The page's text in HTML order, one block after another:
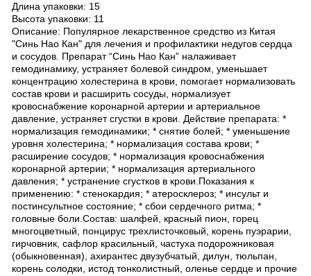
Длина упаковки: 15
Высота упаковки: 11
Описание: Популярное лекарственное средство из Китая
"Синь Нао Кан" для лечения и профилактики недугов сердца
и сосудов. Препарат “Синь Нао Кан” налаживает
гемодинамику, устраняет болевой синдром, уменьшает
концентрацию холестерина в крови, помогает нормализовать
состав крови и расширить сосуды, нормализует
кровоснабжение коронарной артерии и артериальное
давление, устраняет сгустки в крови. Действие препарата: *
нормализация гемодинамики; * снятие болей; * уменьшение
уровня холестерина; * нормализация состава крови; *
расширение сосудов; * нормализация кровоснабжения
коронарной артерии; * нормализация артериального
давления; * устранение сгустков в крови.Показания к
применению: * стенокардия; * атеросклероз; * инсульт и
постинсультное состояние; * сбои сердечного ритма; *
головные боли.Состав: шалфей, красный пион, горец
многоцветный, понцирус трехлисточковый, корень пуэрарии,
гирчовник, сафлор красильный, частуха подорожниковая
(обыкновенная), ахирантес двузубчатый, дилун, тюльпан,
корень солодки, истод тонколистный, оленье сердце и прочие